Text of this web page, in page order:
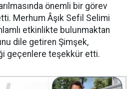
önemli bir görev
Merhum Âşık Sefil Selimi
etkinlikte bulunmaktan
dile getiren Şimşek,
geçenlere teşekkür etti.